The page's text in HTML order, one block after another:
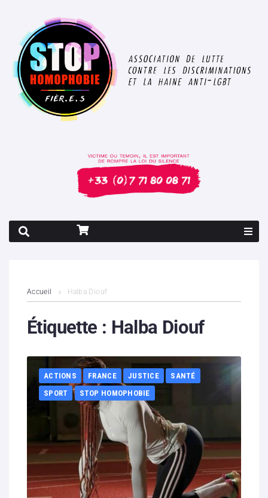
Contenus litigieux
Boutique
Hébergement solidaire
Accueil Halba Diouf
Étiquette : Halba Diouf
ACTIONS FRANCE JUSTICE
SANTÉ
SPORT
STOP HOMOPHOBIE